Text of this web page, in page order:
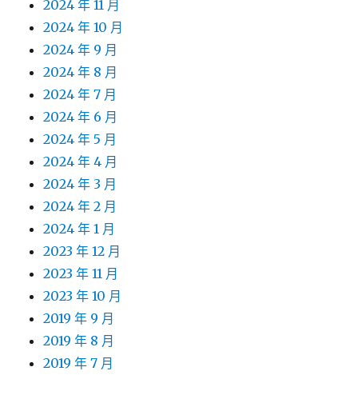
2024 年 11 月
2024 年 10 月
2024 年 9 月
2024 年 8 月
2024 年 7 月
2024 年 6 月
2024 年 5 月
2024 年 4 月
2024 年 3 月
2024 年 2 月
2024 年 1 月
2023 年 12 月
2023 年 11 月
2023 年 10 月
2019 年 9 月
2019 年 8 月
2019 年 7 月